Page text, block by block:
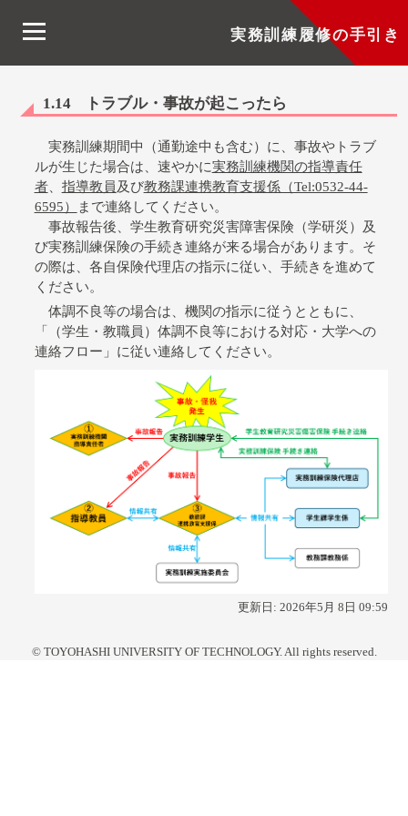
実務訓練履修の手引き
1.14 トラブル・事故が起こったら
実務訓練期間中（通勤途中も含む）に、事故やトラブ
ルが生じた場合は、速やかに実務訓練機関の指導責任
者、 指導教員 及び教務課連携教育支援係（Tel:0532-44-
6595）
まで連絡してください。
事故報告後、学生教育研究災害障害保険（学研災）及
び実務訓練保険の手続き連絡が来る場合があります。そ
の際は、各自保険代理店の指示に従い、手続きを進めて
ください。
体調不良等の場合は、機関の指示に従うとともに、
「（学生・教職員）体調不良等における対応・大学への
連絡フロー」に従い連絡してください。
更新日: 2026年5月 8日 09:59
© TOYOHASHI UNIVERSITY OF TECHNOLOGY. All rights reserved.